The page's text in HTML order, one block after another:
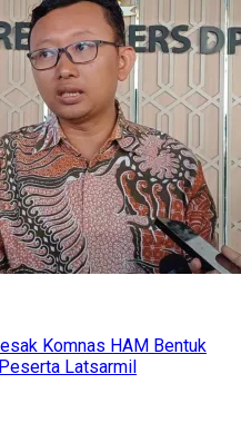
Komnas HAM Bentuk
Latsarmil